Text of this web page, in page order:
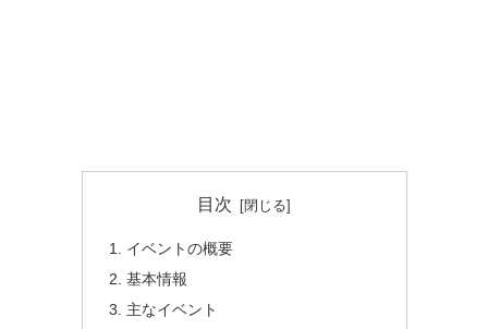
目次
イベントの概要
基本情報
主なイベント